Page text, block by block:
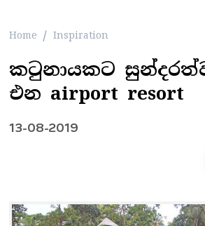
Home Inspiration
කටුනායකට
එන airport resort
13-08-2019